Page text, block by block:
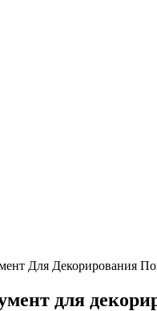
Для Декорирования
для